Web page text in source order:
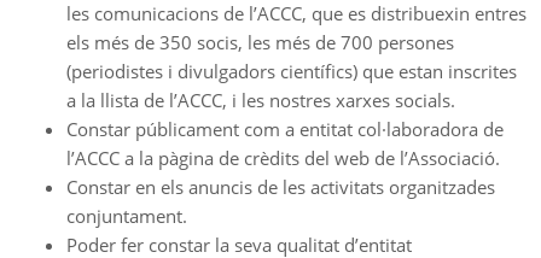
les comunicacions de l’ACCC, que es distribuexin entres
els més de 350 socis, les més de 700 persones
(periodistes i divulgadors científics) que estan inscrites
a la llista de l’ACCC, i les nostres xarxes socials.
Constar públicament com a entitat col·laboradora de
l’ACCC a la pàgina de crèdits del web de l’Associació.
Constar en els anuncis de les activitats organitzades
conjuntament.
Poder fer constar la seva qualitat d’entitat